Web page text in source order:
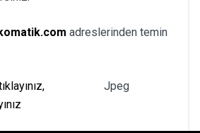
adreslerinden temin
Jpeg